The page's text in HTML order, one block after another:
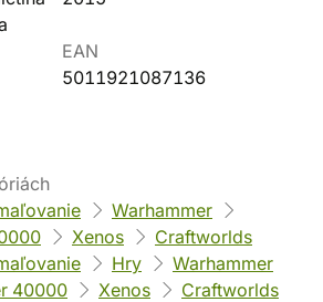
EAN
5011921087136
Warhammer
Xenos
Craftworlds
Hry
Warhammer
40000
Xenos Craftworlds